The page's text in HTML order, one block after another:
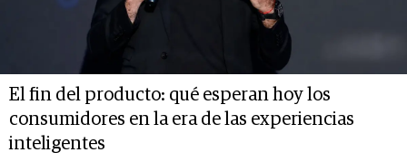
El fin del producto: qué esperan hoy los
consumidores en la era de las experiencias
inteligentes